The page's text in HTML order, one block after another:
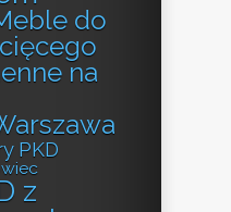
do
na
PKD
z